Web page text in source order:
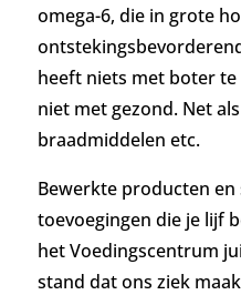
omega-6, die in grote
heeft niets met boter te
niet met gezond. Net
braadmiddelen etc.
Bewerkte producten
toevoegingen die je lijf
het Voedingscentrum
stand dat ons ziek